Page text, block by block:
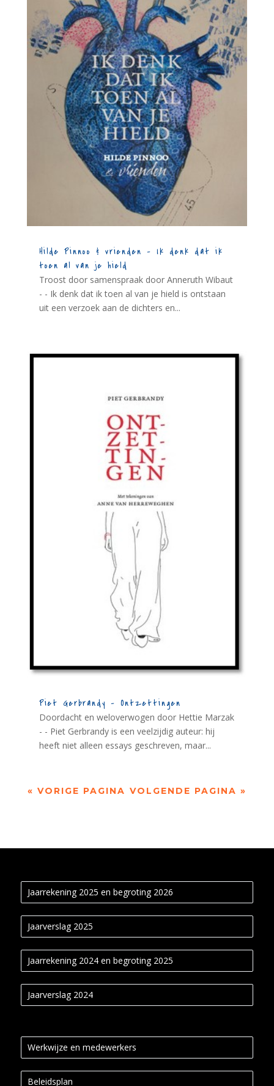
Hilde Pinnoo & vrienden – Ik denk dat ik
toen al van je hield
Troost door samenspraak door Anneruth Wibaut
- - Ik denk dat ik toen al van je hield is ontstaan
uit een verzoek aan de dichters en...
Piet Gerbrandy – Ontzettingen
Doordacht en weloverwogen door Hettie Marzak
- - Piet Gerbrandy is een veelzijdig auteur: hij
heeft niet alleen essays geschreven, maar...
« VORIGE PAGINA VOLGENDE PAGINA »
Jaarrekening 2025 en begroting 2026
Jaarverslag 2025
Jaarrekening 2024 en begroting 2025
Jaarverslag 2024
Werkwijze en medewerkers
Beleidsplan